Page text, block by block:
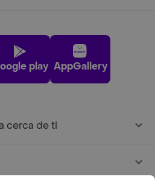
play AppGallery
cerca de ti